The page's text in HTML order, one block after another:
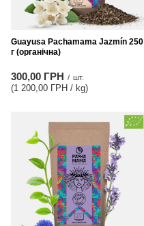
Guayusa Pachamama Jazmín 250
г (органічна)
300,00 ГРН / шт.
(1 200,00 ГРН / kg)